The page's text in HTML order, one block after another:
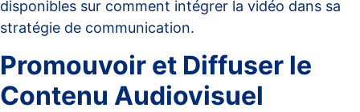
disponibles sur comment intégrer la vidéo dans sa
stratégie de communication.
Promouvoir et Diffuser le
Contenu Audiovisuel